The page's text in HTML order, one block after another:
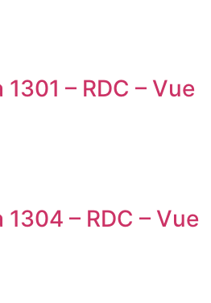
– RDC – Vue
– RDC – Vue